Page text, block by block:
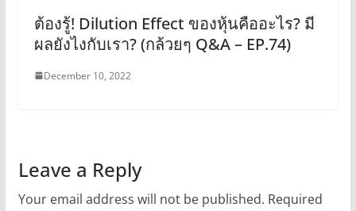
ต้องรู้! Dilution Effect ของหุ้นคืออะไร? มี
ผลยังไงกับเรา? (กล้วยๆ Q&A – EP.74)
December 10, 2022
Leave a Reply
Your email address will not be published. Required